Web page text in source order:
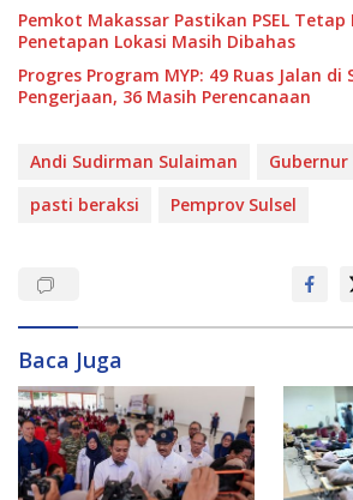
Pemkot Makassar Pastikan PSEL Tetap
Penetapan Lokasi Masih Dibahas
Progres Program MYP: 49 Ruas Jalan
Pengerjaan, 36 Masih Perencanaan
Andi Sudirman Sulaiman
Gubernur
pasti beraksi
Pemprov Sulsel
Baca Juga